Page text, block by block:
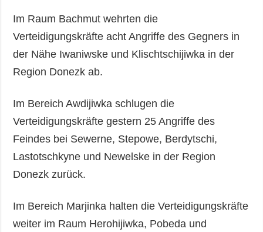
Im Raum Bachmut wehrten die
Verteidigungskräfte acht Angriffe des Gegners in
der Nähe Iwaniwske und Klischtschijiwka in der
Region Donezk ab.
Im Bereich Awdijiwka schlugen die
Verteidigungskräfte gestern 25 Angriffe des
Feindes bei Sewerne, Stepowe, Berdytschi,
Lastotschkyne und Newelske in der Region
Donezk zurück.
Im Bereich Marjinka halten die Verteidigungskräfte
weiter im Raum Herohijiwka, Pobeda und